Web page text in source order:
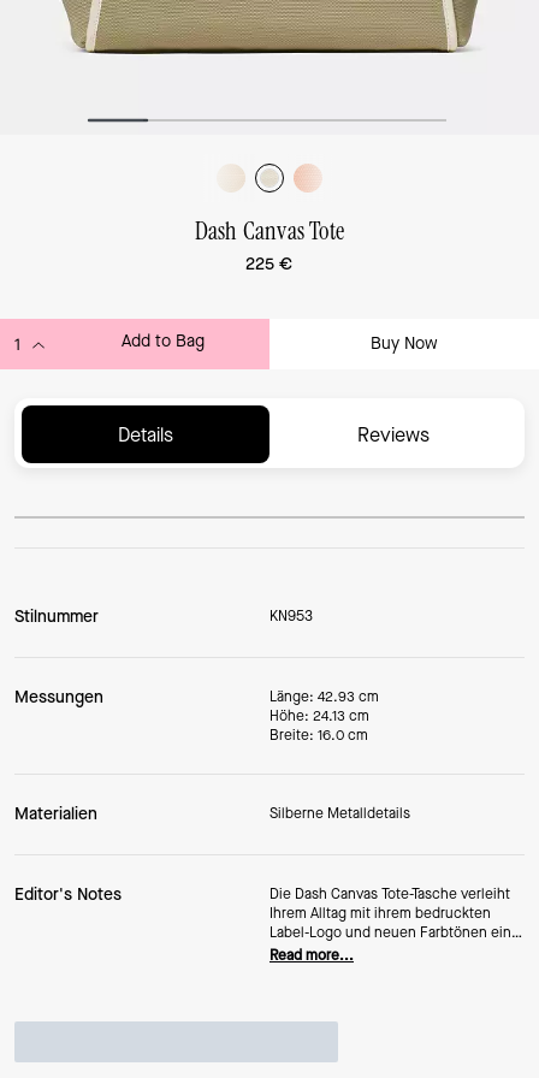
Dash Canvas Tote
225 €
Add to Bag Buy Now
Details Reviews
Stilnummer KN953
Messungen
Länge: 42.93 cm
Höhe: 24.13 cm
Breite: 16.0 cm
Materialien Silberne Metalldetails
Editor's Notes
Die Dash Canvas Tote-Tasche verleiht
Ihrem Alltag mit ihrem bedruckten
Label-Logo und neuen Farbtönen eine
frische Note. Ein Reißverschluss oben
kleinere Gegenstände. Aus robustem
Tasche Ihren täglichen Erledigungen
Read more...